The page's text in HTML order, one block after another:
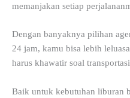
memanjakan setiap
Dengan banyaknya pilihan
24 jam, kamu bisa lebih
harus khawatir soal
Baik untuk kebutuhan liburan